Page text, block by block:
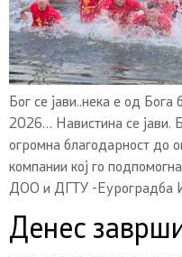
Бог се јави..нека е од Бога
2026… Навистина се јави.
огромна благодарност до
компании кој го
ДОО и ДГТУ -Еуроградба
Денес